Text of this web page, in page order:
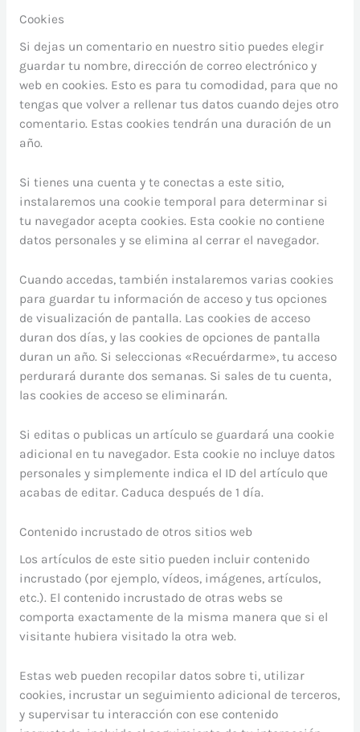
Cookies
Si dejas un comentario en nuestro sitio puedes elegir
guardar tu nombre, dirección de correo electrónico y
web en cookies. Esto es para tu comodidad, para que no
tengas que volver a rellenar tus datos cuando dejes otro
comentario. Estas cookies tendrán una duración de un
año.
Si tienes una cuenta y te conectas a este sitio,
instalaremos una cookie temporal para determinar si
tu navegador acepta cookies. Esta cookie no contiene
datos personales y se elimina al cerrar el navegador.
Cuando accedas, también instalaremos varias cookies
para guardar tu información de acceso y tus opciones
de visualización de pantalla. Las cookies de acceso
duran dos días, y las cookies de opciones de pantalla
duran un año. Si seleccionas «Recuérdarme», tu acceso
perdurará durante dos semanas. Si sales de tu cuenta,
las cookies de acceso se eliminarán.
Si editas o publicas un artículo se guardará una cookie
adicional en tu navegador. Esta cookie no incluye datos
personales y simplemente indica el ID del artículo que
acabas de editar. Caduca después de 1 día.
Contenido incrustado de otros sitios web
Los artículos de este sitio pueden incluir contenido
incrustado (por ejemplo, vídeos, imágenes, artículos,
etc.). El contenido incrustado de otras webs se
comporta exactamente de la misma manera que si el
visitante hubiera visitado la otra web.
Estas web pueden recopilar datos sobre ti, utilizar
cookies, incrustar un seguimiento adicional de terceros,
y supervisar tu interacción con ese contenido